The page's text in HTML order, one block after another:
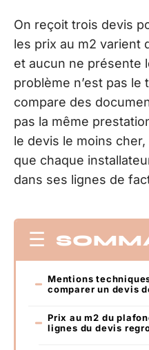
On reçoit trois devis
les prix au m2 varient
et aucun ne présente
problème n’est pas le
compare des
pas la même
le devis le moins
que chaque
dans ses lignes de
Mentions
comparer un devis
Prix au m2 du
lignes du devis